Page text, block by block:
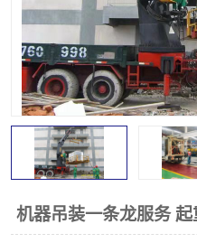
机器吊装一条龙服务 起
吊车出租租赁服务